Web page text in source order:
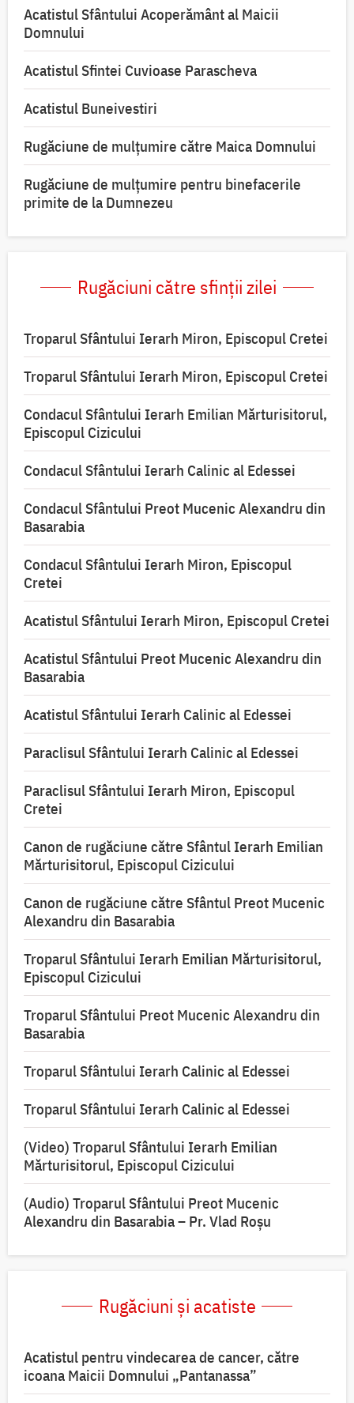
Acatistul Sfântului Acoperământ al Maicii
Domnului
Acatistul Sfintei Cuvioase Parascheva
Acatistul Buneivestiri
Rugăciune de mulţumire către Maica Domnului
Rugăciune de mulțumire pentru binefacerile
primite de la Dumnezeu
Rugăciuni către sfinții zilei
Troparul Sfântului Ierarh Miron, Episcopul Cretei
Troparul Sfântului Ierarh Miron, Episcopul Cretei
Condacul Sfântului Ierarh Emilian Mărturisitorul,
Episcopul Cizicului
Condacul Sfântului Ierarh Calinic al Edessei
Condacul Sfântului Preot Mucenic Alexandru din
Basarabia
Condacul Sfântului Ierarh Miron, Episcopul
Cretei
Acatistul Sfântului Ierarh Miron, Episcopul Cretei
Acatistul Sfântului Preot Mucenic Alexandru din
Basarabia
Acatistul Sfântului Ierarh Calinic al Edessei
Paraclisul Sfântului Ierarh Calinic al Edessei
Paraclisul Sfântului Ierarh Miron, Episcopul
Cretei
Canon de rugăciune către Sfântul Ierarh Emilian
Mărturisitorul, Episcopul Cizicului
Canon de rugăciune către Sfântul Preot Mucenic
Alexandru din Basarabia
Troparul Sfântului Ierarh Emilian Mărturisitorul,
Episcopul Cizicului
Troparul Sfântului Preot Mucenic Alexandru din
Basarabia
Troparul Sfântului Ierarh Calinic al Edessei
Troparul Sfântului Ierarh Calinic al Edessei
(Video) Troparul Sfântului Ierarh Emilian
Mărturisitorul, Episcopul Cizicului
(Audio) Troparul Sfântului Preot Mucenic
Alexandru din Basarabia – Pr. Vlad Roșu
Rugăciuni și acatiste
Acatistul pentru vindecarea de cancer, către
icoana Maicii Domnului „Pantanassa”